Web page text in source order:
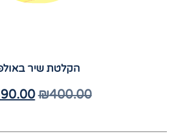
הקלטת שיר
₪400.00